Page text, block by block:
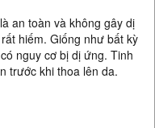
an toàn và không gây dị
hiếm. Giống như bất kỳ
nguy cơ bị dị ứng. Tinh
trước khi thoa lên da.